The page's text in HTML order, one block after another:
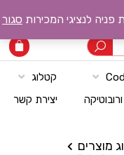
קטלוג
יצירת קשר
מוצרים
לנציגי המכירות סגור